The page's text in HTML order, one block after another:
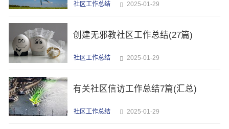
社区工作总结 2025-01-29
创建无邪教社区工作总结(27篇)
社区工作总结 2025-01-29
有关社区信访工作总结7篇(汇总)
社区工作总结 2025-01-29